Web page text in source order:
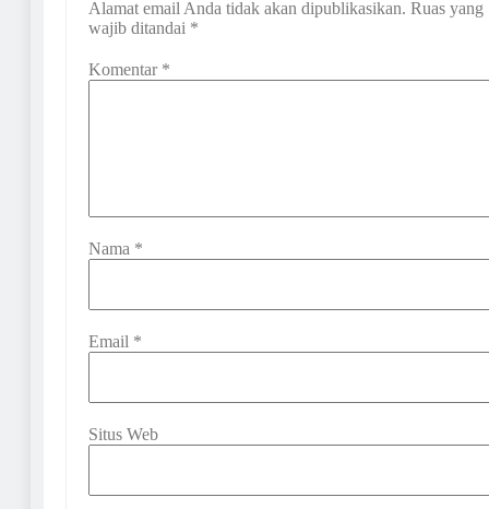
Alamat email Anda tidak akan dipublikasikan. Ruas yang
wajib ditandai *
Komentar *
Nama *
Email *
Situs Web